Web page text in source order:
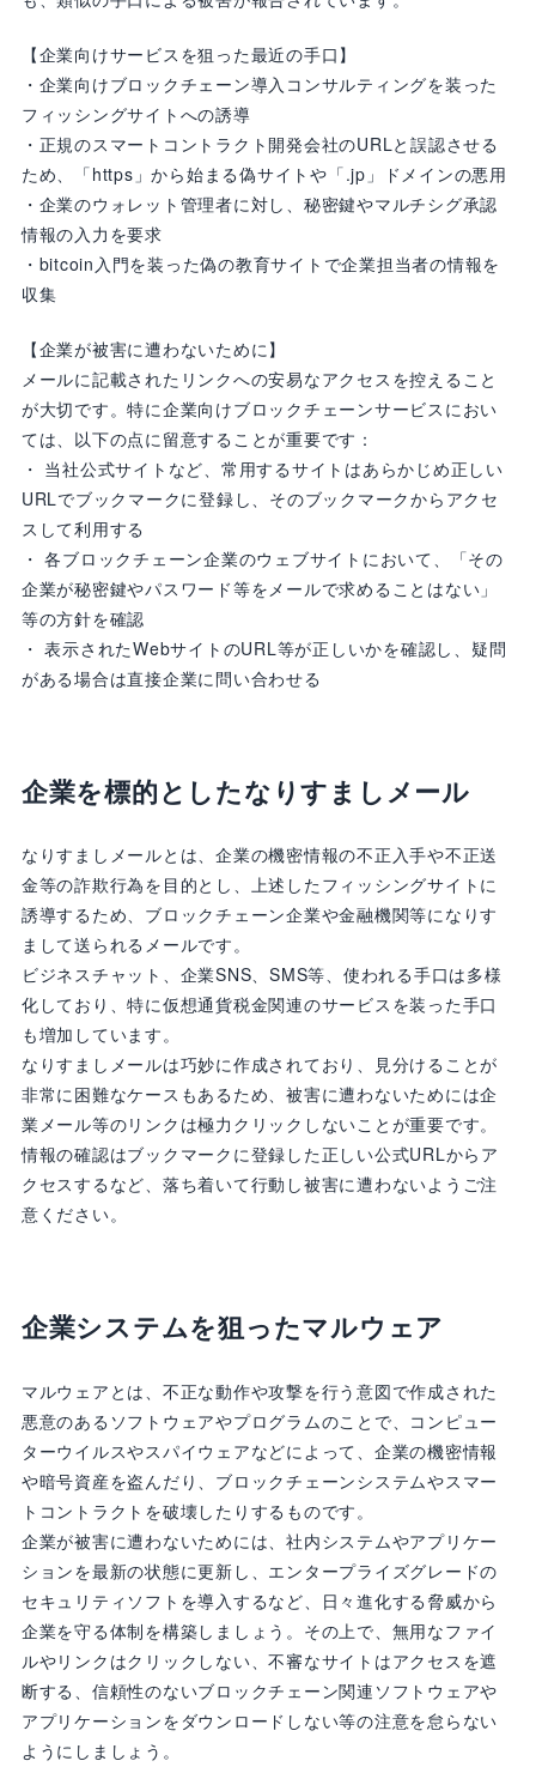
【企業向けサービスを狙った最近の手口】
・企業向けブロックチェーン導入コンサルティングを装った
フィッシングサイトへの誘導
・正規のスマートコントラクト開発会社のURLと誤認させる
ため、「https」から始まる偽サイトや「.jp」ドメインの悪用
・企業のウォレット管理者に対し、秘密鍵やマルチシグ承認
情報の入力を要求
・bitcoin入門を装った偽の教育サイトで企業担当者の情報を
収集
【企業が被害に遭わないために】
メールに記載されたリンクへの安易なアクセスを控えること
が大切です。特に企業向けブロックチェーンサービスにおい
ては、以下の点に留意することが重要です：
・ 当社公式サイトなど、常用するサイトはあらかじめ正しい
URLでブックマークに登録し、そのブックマークからアクセ
スして利用する
・ 各ブロックチェーン企業のウェブサイトにおいて、「その
企業が秘密鍵やパスワード等をメールで求めることはない」
等の方針を確認
・ 表示されたWebサイトのURL等が正しいかを確認し、疑問
がある場合は直接企業に問い合わせる
企業を標的としたなりすましメール
なりすましメールとは、企業の機密情報の不正入手や不正送
金等の詐欺行為を目的とし、上述したフィッシングサイトに
誘導するため、ブロックチェーン企業や金融機関等になりす
まして送られるメールです。
ビジネスチャット、企業SNS、SMS等、使われる手口は多様
化しており、特に仮想通貨税金関連のサービスを装った手口
も増加しています。
なりすましメールは巧妙に作成されており、見分けることが
非常に困難なケースもあるため、被害に遭わないためには企
業メール等のリンクは極力クリックしないことが重要です。
情報の確認はブックマークに登録した正しい公式URLからア
クセスするなど、落ち着いて行動し被害に遭わないようご注
意ください。
企業システムを狙ったマルウェア
マルウェアとは、不正な動作や攻撃を行う意図で作成された
悪意のあるソフトウェアやプログラムのことで、コンピュー
ターウイルスやスパイウェアなどによって、企業の機密情報
や暗号資産を盗んだり、ブロックチェーンシステムやスマー
トコントラクトを破壊したりするものです。
企業が被害に遭わないためには、社内システムやアプリケー
ションを最新の状態に更新し、エンタープライズグレードの
セキュリティソフトを導入するなど、日々進化する脅威から
企業を守る体制を構築しましょう。その上で、無用なファイ
ルやリンクはクリックしない、不審なサイトはアクセスを遮
断する、信頼性のないブロックチェーン関連ソフトウェアや
アプリケーションをダウンロードしない等の注意を怠らない
ようにしましょう。